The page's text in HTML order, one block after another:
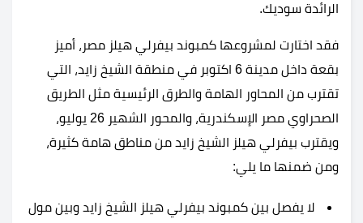
الرائدة سوديك.
فقد اختارت لمشروعها كمبوند بيفرلي هيلز مصر، أميز
بقعة داخل مدينة 6 اكتوبر في منطقة الشيخ زايد، التي
تقترب من المحاور الهامة والطرق الرئيسية مثل الطريق
الصحراوي مصر الإسكندرية، والمحور الشهير 26 يوليو،
ويقترب بيفرلي هيلز الشيخ زايد من مناطق هامة كثيرة،
ومن ضمنها ما يلي:
لا يفصل بين كمبوند بيفرلي هيلز الشيخ زايد وبين مول